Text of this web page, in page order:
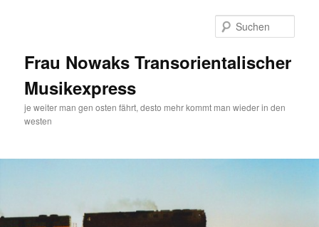
Frau Nowaks Transorientalischer
Musikexpress
je weiter man gen osten fährt, desto mehr kommt man wieder in den
westen